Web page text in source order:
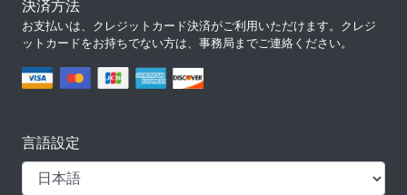
決済方法
お支払いは、クレジットカード決済がご利用いただけます。クレジ
ットカードをお持ちでない方は、事務局までご連絡ください。
言語設定